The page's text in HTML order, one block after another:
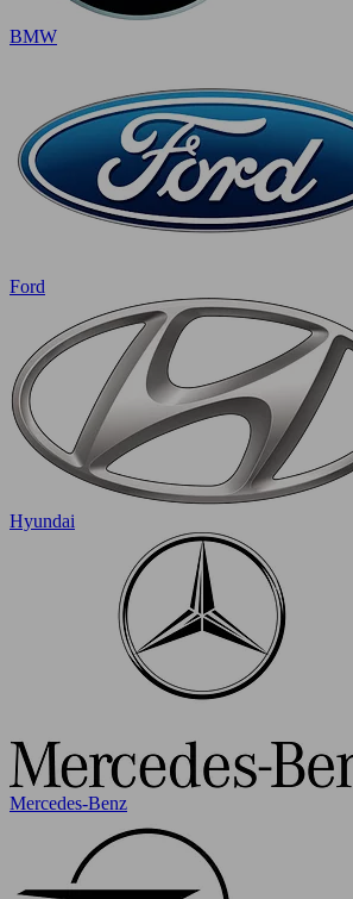
BMW
Ford
Hyundai
Mercedes-Benz